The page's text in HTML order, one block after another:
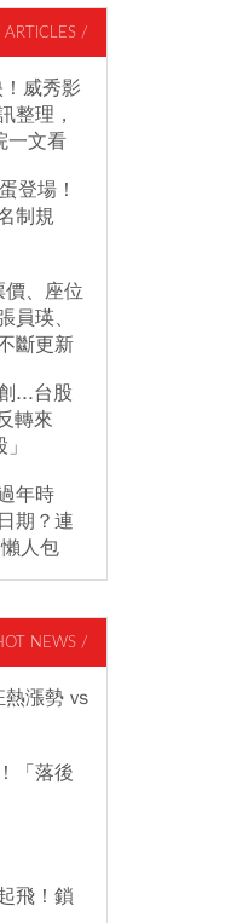
/
威秀影
整理，
一文看
登場！
制規
價、座位
員瑛、
斷更新
...台股
轉來
年時
期？連
人包
NEWS /
漲勢 vs
「落後
飛！鎖